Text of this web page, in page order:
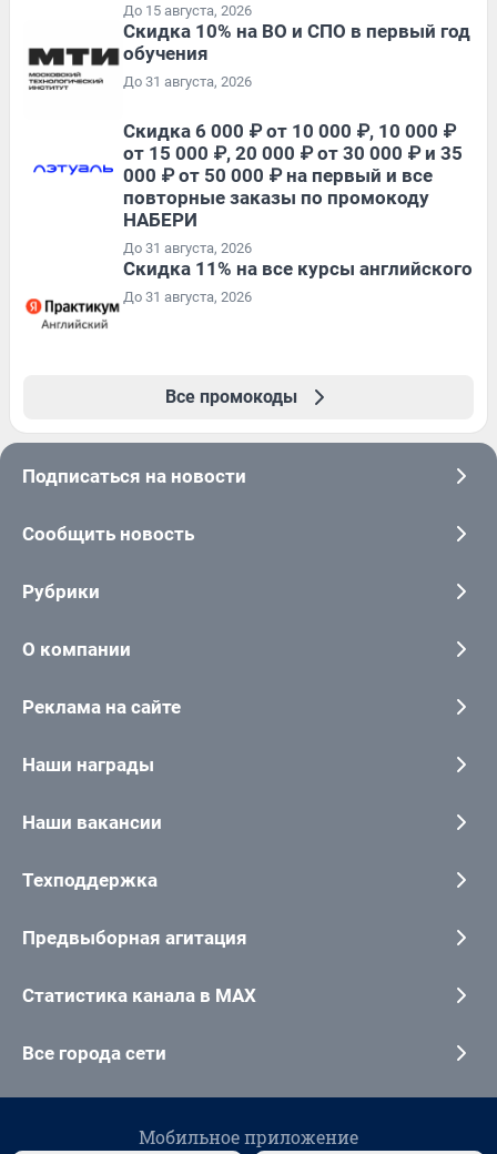
До 15 августа, 2026
Скидка 10% на ВО и СПО в первый год
обучения
До 31 августа, 2026
Скидка 6 000 ₽ от 10 000 ₽, 10 000 ₽
от 15 000 ₽, 20 000 ₽ от 30 000 ₽ и 35
000 ₽ от 50 000 ₽ на первый и все
повторные заказы по промокоду
НАБЕРИ
До 31 августа, 2026
Скидка 11% на все курсы английского
До 31 августа, 2026
Все промокоды
Подписаться на новости
Сообщить новость
Рубрики
О компании
Реклама на сайте
Наши награды
Наши вакансии
Техподдержка
Предвыборная агитация
Статистика канала в MAX
Все города сети
Мобильное приложение